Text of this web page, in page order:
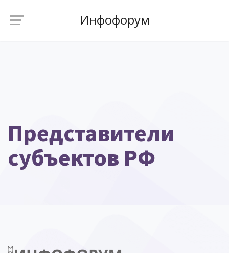
Инфофорум
Представители
субъектов РФ